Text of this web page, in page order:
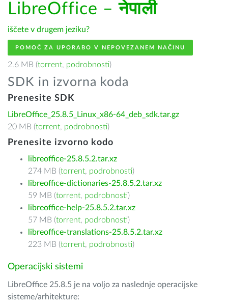
LibreOffice –नेपाली
iščete v drugem jeziku?
POMOČ ZA UPORABO V NEPOVEZANEM NAČINU
2.6 MB (torrent, podrobnosti)
SDK in izvorna koda
Prenesite SDK
LibreOffice_25.8.5_Linux_x86-64_deb_sdk.tar.gz
20 MB (torrent, podrobnosti)
Prenesite izvorno kodo
libreoffice-25.8.5.2.tar.xz
274 MB (torrent, podrobnosti)
libreoffice-dictionaries-25.8.5.2.tar.xz
59 MB (torrent, podrobnosti)
libreoffice-help-25.8.5.2.tar.xz
57 MB (torrent, podrobnosti)
libreoffice-translations-25.8.5.2.tar.xz
223 MB (torrent, podrobnosti)
Operacijski sistemi
LibreOffice 25.8.5 je na voljo za naslednje operacijske
sisteme/arhitekture: